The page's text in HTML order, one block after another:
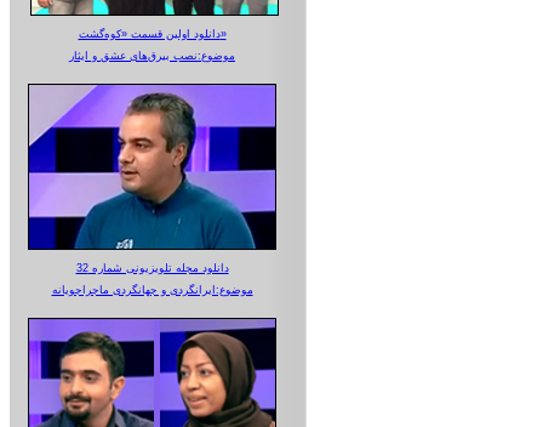
دانلود اولین قسمت «کوه‌گشت»
موضوع:نصب بیرق‌های عشق و ایثار
دانلود مجله تلویزیونی شماره 32
موضوع:ایرانگردی و جهانگردی ماجراجویانه